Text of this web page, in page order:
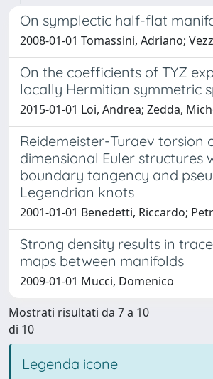
On symplectic half-flat
2008-01-01 Tomassini, Adriano;
On the coefficients of TYZ
locally Hermitian symmetric
2015-01-01 Loi, Andrea; Zedda,
Reidemeister-Turaev torsion
dimensional Euler structures
boundary tangency and
Legendrian knots
2001-01-01 Benedetti, Riccardo;
Strong density results in
maps between manifolds
2009-01-01 Mucci, Domenico
Mostrati risultati da 7 a 10
di 10
Legenda icone